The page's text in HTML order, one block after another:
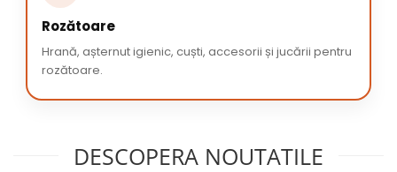
Rozătoare
Hrană, așternut igienic, cuști, accesorii și jucării pentru
rozătoare.
DESCOPERA NOUTATILE